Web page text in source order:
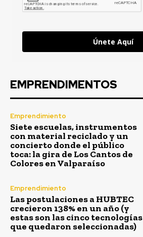
Únete Aquí
EMPRENDIMENTOS
Emprendimiento
Siete escuelas, instrumentos
con material reciclado y un
concierto donde el público
toca: la gira de Los Cantos de
Colores en Valparaíso
Emprendimiento
Las postulaciones a HUBTEC
crecieron 138% en un año (y
estas son las cinco tecnologías
que quedaron seleccionadas)